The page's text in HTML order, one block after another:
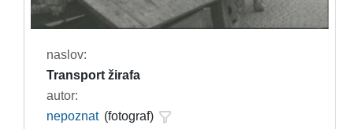
naslov:
Transport žirafa
autor:
nepoznat (fotograf)